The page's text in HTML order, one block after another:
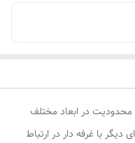
محدودیت در ابعاد مختلف
با غرفه دار در ارتباط